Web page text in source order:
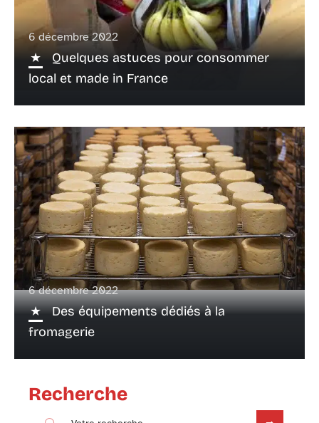
6 décembre 2022
Quelques astuces pour consommer
local et made in France
6 décembre 2022
Des équipements dédiés à la
fromagerie
Recherche